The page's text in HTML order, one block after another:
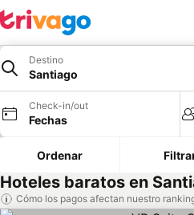
Destino
Santiago
Check-in/out
Fechas
Ordenar
Hoteles baratos en
Cómo los pagos afectan nuestro